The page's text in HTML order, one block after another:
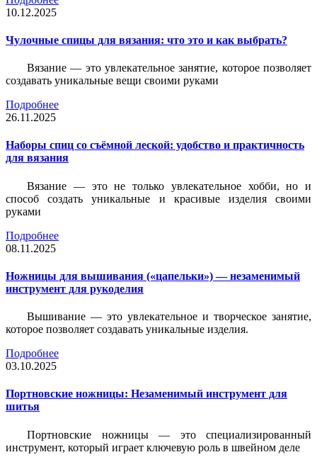
10.12.2025
Чулочные спицы для вязания: что это и как выбрать?
Вязание — это увлекательное занятие, которое позволяет
создавать уникальные вещи своими руками
Подробнее
26.11.2025
Наборы спиц со съёмной леской: удобство и практичность
для вязания
Вязание — это не только увлекательное хобби, но и
способ создать уникальные и красивые изделия своими
руками
Подробнее
08.11.2025
Ножницы для вышивания («цапельки») — незаменимый
инструмент для рукоделия
Вышивание — это увлекательное и творческое занятие,
которое позволяет создавать уникальные изделия.
Подробнее
03.10.2025
Портновские ножницы: Незаменимый инструмент для
шитья
Портновские ножницы — это специализированный
инструмент, который играет ключевую роль в швейном деле